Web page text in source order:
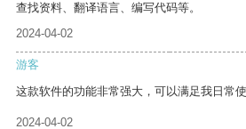
查找资料、翻译语言、编写代码等。
2024-04-02
游客
这款软件的功能非常强大，可以满足我日常使
2024-04-02